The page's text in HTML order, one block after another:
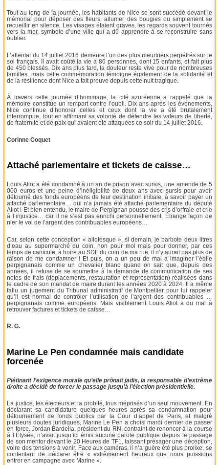
Tout au long de la journée, les habitants de Nice se sont succédé devant le
mémorial pour déposer des fleurs, allumer des bougies ou simplement se
recueillir en silence. Les visages étaient graves, les regards souvent tournés
vers la mer, symbole d’une ville qui a dû apprendre à se reconstruire sans
oublier.
L’attentat du 14 juillet 2016 demeure l’un des plus meurtriers perpétrés sur le
sol français. Il avait coûté la vie à 86 personnes, dont 15 enfants, et fait plus
de 450 blessés. Dix ans plus tard, la douleur reste vive pour de nombreuses
familles, mais cette commémoration témoigne également de la solidarité et
de la résilience dont Nice a fait preuve depuis cette nuit tragique.
À travers cette journée d’hommage, la cité azuréenne a rappelé que la
mémoire constitue un rempart contre l’oubli. Dix ans après les événements,
Nice continue d’honorer celles et ceux dont la vie a été brutalement
interrompue, tout en affirmant sa volonté de défendre les valeurs de liberté,
de fraternité et de paix qui avaient été attaquées ce soir du 14 juillet 2016.
Corinne Coquet
Attaché parlementaire et tickets de caisse…
Louis Aliot a été condamné à un an de prison avec sursis, une amende de 5
000 euros et une peine d’inéligibilité de deux ans avec sursis pour avoir
détourné des fonds européens de leur destination initiale, à savoir payer un
attaché parlementaire… qui n’a jamais été attaché parlementaire du député
Aliot ! Et bien entendu, le maire de Perpignan pousse des cris d’orfraie et crie
à l’injustice… car il ne s’est pas enrichi personnellement. Étrange façon de
nier le vol de l’argent des contribuables européens…
Car, selon cette conception « aliotesque », si demain, je barbote deux litres
d’eau au supermarché du coin, non pour moi mais pour donner, par ces
temps de canicule, à boire au SDF du coin de ma rue, il n’y aurait pas plus de
raison de me condamner ! Et puis, on a un peu de mal à imaginer l’édile
perpignanais comme un chevalier blanc quand on sait que, depuis des
années, il refuse de se soumettre à la demande de communication de ses
notes de frais (déplacements, restauration et représentation) réalisées dans
le cadre de son mandat de maire durant les années 2020 à 2024. Il a même
fallu un jugement du Tribunal administratif de Montpellier pour lui rappeler
qu’il est normal de contrôler l’utilisation de l’argent des contribuables …
perpignanais comme européens. Mais visiblement Louis Aliot a du mal à
retrouver factures et tickets de caisse…
R. G.
Marine Le Pen condamnée mais candidate
forcenée
Piétinant l’exigence morale qu’elle prônait jadis, la responsable d’extrême
droite a décidé de forcer le passage jusqu’à l’élection présidentielle.
La justice, les électeurs et la probité, tous méprisés d’un seul mouvement. En
déclarant sa candidature quelques heures après sa condamnation pour
détournement de fonds publics par la Cour d’appel de Paris, et malgré
plusieurs doutes juridiques, Marine Le Pen a choisi mardi dernier de passer
en force. Jordan Bardella, président du RN, contraint de renoncer à la course
à l’Élysée, n’avait jusqu’ici émis aucune parole publique depuis le passage
de son mentor devant le 20 Heures de TF1, laissant présager une déception,
voire des tensions à venir. Face aux caméras, il n’a guère été plus prolixe, se
contentant de déclarer être « extrêmement heureux que nous puissions
entrer en campagne avec Marine ».